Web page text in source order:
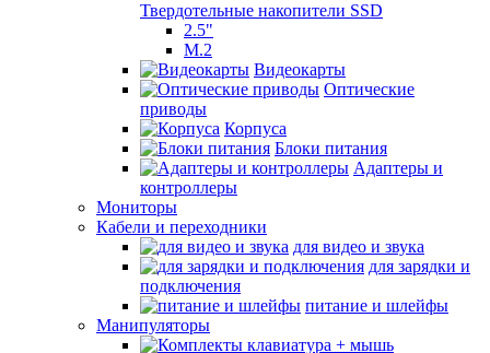
Твердотельные накопители SSD
2.5"
M.2
Видеокарты
Оптические
приводы
Корпуса
Блоки питания
Адаптеры и
контроллеры
Мониторы
Кабели и переходники
для видео и звука
для зарядки и
подключения
питание и шлейфы
Манипуляторы